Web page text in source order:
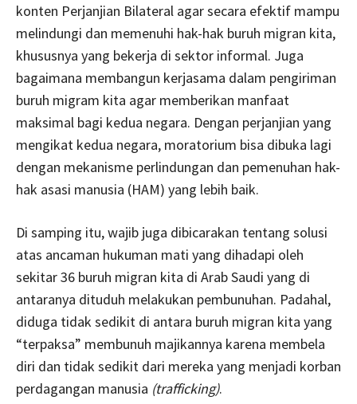
konten Perjanjian Bilateral agar secara efektif mampu
melindungi dan memenuhi hak-hak buruh migran kita,
khususnya yang bekerja di sektor informal. Juga
bagaimana membangun kerjasama dalam pengiriman
buruh migram kita agar memberikan manfaat
maksimal bagi kedua negara. Dengan perjanjian yang
mengikat kedua negara, moratorium bisa dibuka lagi
dengan mekanisme perlindungan dan pemenuhan hak-
hak asasi manusia (HAM) yang lebih baik.
Di samping itu, wajib juga dibicarakan tentang solusi
atas ancaman hukuman mati yang dihadapi oleh
sekitar 36 buruh migran kita di Arab Saudi yang di
antaranya dituduh melakukan pembunuhan. Padahal,
diduga tidak sedikit di antara buruh migran kita yang
“terpaksa” membunuh majikannya karena membela
diri dan tidak sedikit dari mereka yang menjadi korban
perdagangan manusia (trafficking).